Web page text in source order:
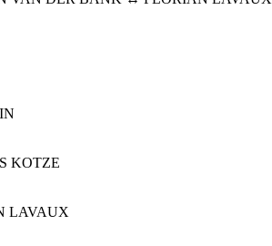
KOTZE
LAVAUX